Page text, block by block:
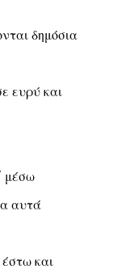
δημόσια
ευρύ και
μέσω
αυτά
και